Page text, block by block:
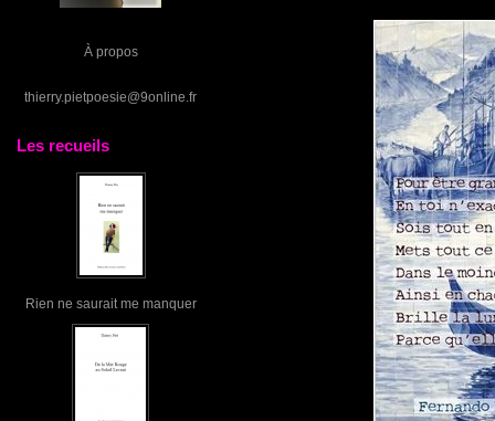
À propos
thierry.pietpoesie@9online.fr
Les recueils
Rien ne saurait me manquer